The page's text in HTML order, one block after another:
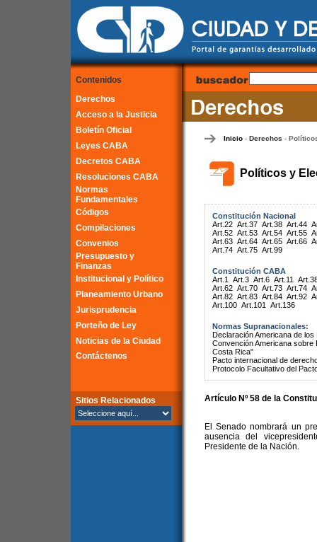
Contenidos
Derechos
Acceso a la Justicia
Boletín Oficial
Leyes CABA
Decretos CABA
Resoluciones CABA
Normas
Fundamentales
Códigos
Compilaciones
Convenios
Presupuesto y
Finanzas
Institucional y Político
Planeamiento Urbano
Jurisprudencia
Porteño de Ley
Noticias de la Ciudad
Contáctenos
Sitios Relacionados
Inicio- Derechos -
Políticos y
Constitución Nacional
Art.22 Art.37 Art.38 Art.44
Art.52 Art.53 Art.54 Art.55
Art.63 Art.64 Art.65 Art.66
Art.74 Art.75 Art.99
Constitución CABA
Art.1
Art.3 Art.6 Art.11
Art.62 Art.70 Art.73 Art.74
Art.82 Art.83 Art.84 Art.92
Art.100 Art.101 Art.136
Normas Supranacionales:
Declaración Americana de
Convención Americana
Costa Rica"
Pacto internacional de
Protocolo Facultativo del
Artículo Nº 58 de la
El Senado nombrará un
ausencia del
Presidente de la Nación.